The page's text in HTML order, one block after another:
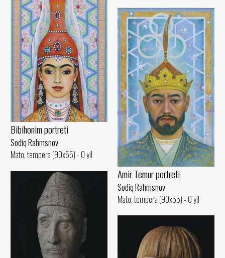
Bibihonim portreti
Sodiq Rahmsnov
Mato, tempera (90x55) - 0 yil
Amir Temur portreti
Sodiq Rahmsnov
Mato, tempera (90x55) - 0 yil